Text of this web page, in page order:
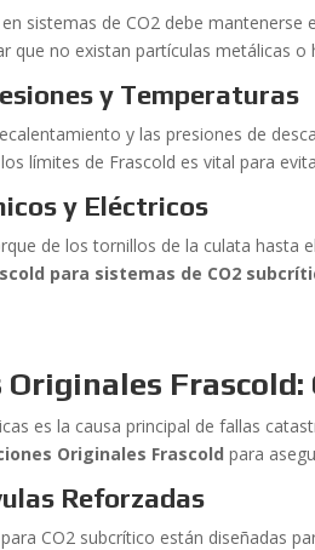
sistemas de CO2 debe
que no existan partículas metálicas
y Temperaturas
y las presiones de
límites de Frascold es vital para
y Eléctricos
de los tornillos de la culata hasta
para sistemas de CO2
Originales
es la causa principal de fallas
Originales Frascold para
Reforzadas
CO2 subcrítico están diseñadas